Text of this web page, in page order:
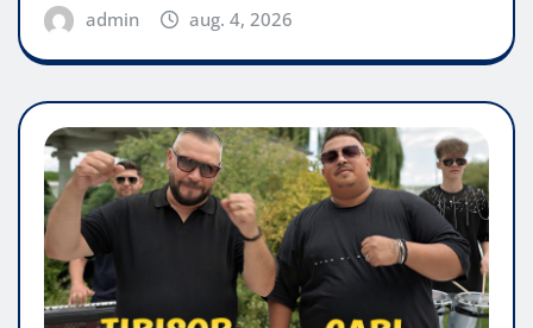
admin aug. 4, 2026